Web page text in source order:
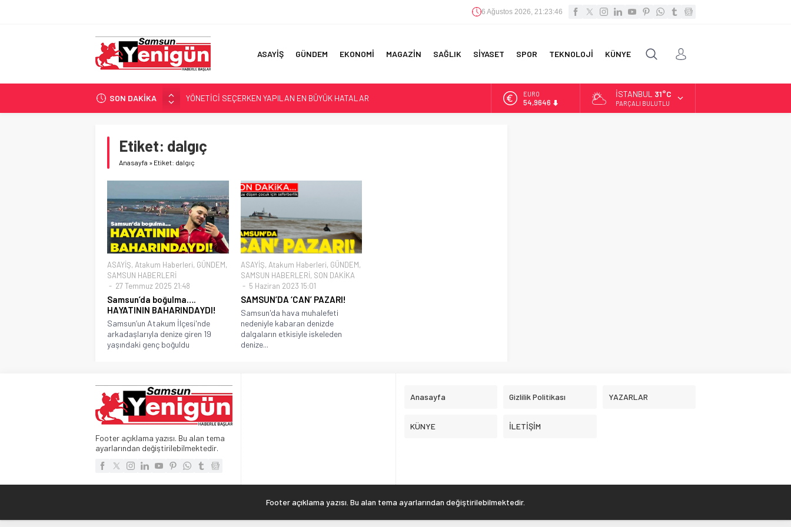
6 Ağustos 2026, 21:23:46
ASAYİŞ GÜNDEM EKONOMİ MAGAZİN SAĞLIK SİYASET SPOR TEKNOLOJİ KÜNYE
SON DAKİKA
YÖNETİCİ SEÇERKEN YAPILAN EN BÜYÜK HATALAR
GERİ SAYIM BAŞLADI
‘BAFRA’YA YATIRIM YAPIN!’
İŞTE FINDIK FİYATI!
EURO
54,9646
İSTANBUL 31°C
PARÇALI BULUTLU
Etiket: dalgıç
Anasayfa » Etiket: dalgıç
ASAYİŞ, Atakum Haberleri, GÜNDEM,
SAMSUN HABERLERİ
27 Temmuz 2025 21:48
Samsun’da boğulma….
HAYATININ BAHARINDAYDI!
Samsun’un Atakum İlçesi'nde
arkadaşlarıyla denize giren 19
yaşındaki genç boğuldu
ASAYİŞ, Atakum Haberleri, GÜNDEM,
SAMSUN HABERLERİ, SON DAKİKA
5 Haziran 2023 15:01
SAMSUN’DA ‘CAN’ PAZARI!
Samsun'da hava muhalefeti
nedeniyle kabaran denizde
dalgaların etkisiyle iskeleden
denize...
Footer açıklama yazısı. Bu alan tema
ayarlarından değiştirilebilmektedir.
Anasayfa Gizlilik Politikası YAZARLAR
KÜNYE İLETİŞİM
Footer açıklama yazısı. Bu alan tema ayarlarından değiştirilebilmektedir.